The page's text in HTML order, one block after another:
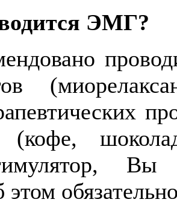
ЭМГ?
(кофе,
Вы